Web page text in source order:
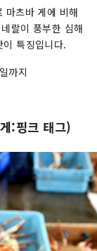
츠바 게에 비해
랄이 풍부한 심해
특징입니다.
까지
:핑크 태그)